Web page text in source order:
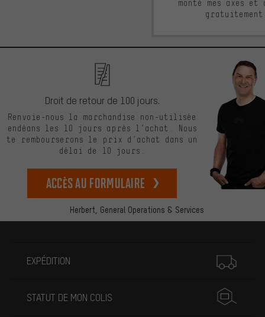
monté mes axes et
Herbert, General Operations & Services
Droit de retour de 100 jours.
Renvoie-nous la marchandise non-utilisée
endéans les 10 jours après l’achat. Nous
te rembourserons le prix d’achat dans un
délai de 10 jours.
Accès au formulaire
EXPÉDITION
STATUT DE MON COLIS